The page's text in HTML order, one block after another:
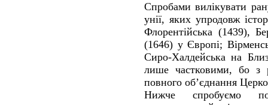
Спробами вилікувати
унії, яких упродовж
Флорентійська (1439),
(1646) у Європі;
Сиро-Халдейська на
лише частковими, бо з
повного об’єднання
Нижче спробуємо